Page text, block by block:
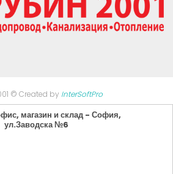
© Created by InterSoftPro
магазин и склад - София,
ул.Заводска №6